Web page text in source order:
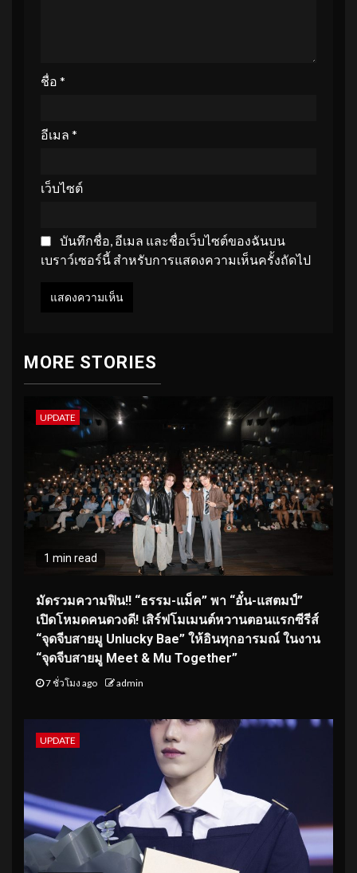
ชื่อ *
อีเมล *
เว็บไซต์
บันทึกชื่อ, อีเมล และชื่อเว็บไซต์ของฉันบน
เบราว์เซอร์นี้ สำหรับการแสดงความเห็นครั้งถัดไป
MORE STORIES
UPDATE
1 min read
มัดรวมความฟิน!! “ธรรม-แม็ค” พา “อั๋น-แสตมป์”
เปิดโหมดคนดวงดี! เสิร์ฟโมเมนต์หวานตอนแรกซีรีส์
“จุดจีบสายมู Unlucky Bae” ให้อินทุกอารมณ์ ในงาน
“จุดจีบสายมู Meet & Mu Together”
7 ชั่วโมง ago admin
UPDATE